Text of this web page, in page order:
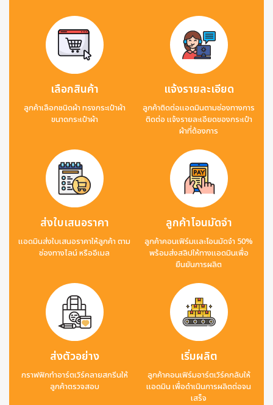
เลือกสินค้า
ลูกค้าเลือกชนิดผ้า ทรงกระเป๋าผ้า
ขนาดกระเป๋าผ้า
แจ้งรายละเอียด
ลูกค้าติดต่อแอดมินตามช่องทางการ
ติดต่อ แจ้งรายละเอียดของกระเป๋า
ผ้าที่ต้องการ
ส่งใบเสนอราคา
แอดมินส่งใบเสนอราคาให้ลูกค้า ตาม
ช่องทางไลน์ หรืออีเมล
ลูกค้าโอนมัดจำ
ลูกค้าคอนเฟิร์มและโอนมัดจำ 50%
พร้อมส่งสลิปให้ทางแอดมินเพื่อ
ยืนยันการผลิต
ส่งตัวอย่าง
กราฟฟิกทำอาร์ตเวิร์คลายสกรีนให้
ลูกค้าตรวจสอบ
เริ่มผลิต
ลูกค้าคอนเฟิร์มอาร์ตเวิร์คกลับให้
แอดมิน เพื่อดำเนินการผลิตต่อจน
เสร็จ